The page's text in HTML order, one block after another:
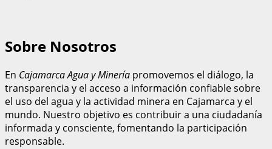
Sobre Nosotros
En Cajamarca Agua y Minería promovemos el diálogo, la
transparencia y el acceso a información confiable sobre
el uso del agua y la actividad minera en Cajamarca y el
mundo. Nuestro objetivo es contribuir a una ciudadanía
informada y consciente, fomentando la participación
responsable.